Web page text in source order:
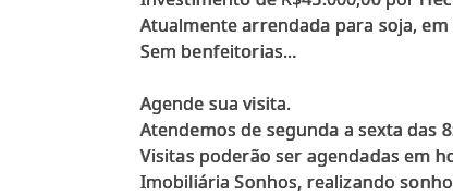
Atualmente arrendada para soja,
Sem benfeitorias...
Agende sua visita.
Atendemos de segunda a sexta das
Visitas poderão ser agendadas em
Imobiliária Sonhos, realizando